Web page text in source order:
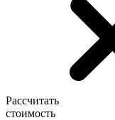
Рассчитать
стоимость